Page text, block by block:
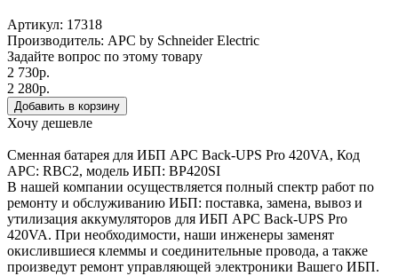
Артикул: 17318
Производитель: APC by Schneider Electric
Задайте вопрос по этому товару
2 730р.
2 280р.
Хочу дешевле
Сменная батарея для ИБП APC Back-UPS Pro 420VA, Код
APC: RBC2, модель ИБП: BP420SI
В нашей компании осуществляется полный спектр работ по
ремонту и обслуживанию ИБП: поставка, замена, вывоз и
утилизация аккумуляторов для ИБП APC Back-UPS Pro
420VA. При необходимости, наши инженеры заменят
окислившиеся клеммы и соединительные провода, а также
произведут ремонт управляющей электроники Вашего ИБП.